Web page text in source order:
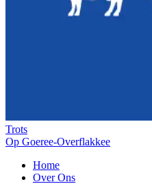
Trots
Op Goeree-Overflakkee
Home
Over Ons